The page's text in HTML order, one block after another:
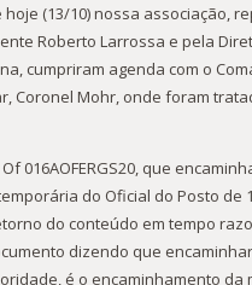
hoje (13/10) nossa associação,
Roberto Larrossa e pela
cumpriram agenda com o
Coronel Mohr, onde foram
016AOFERGS20, que
do Oficial do Posto de
do conteúdo em tempo
dizendo que
é o encaminhamento da